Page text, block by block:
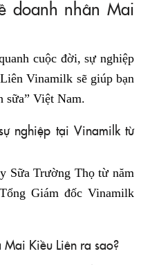
doanh nhân Mai
cuộc đời, sự nghiệp
Vinamilk sẽ giúp bạn
sữa” Việt Nam.
nghiệp tại Vinamilk từ
Sữa Trường Thọ từ năm
Giám đốc Vinamilk
Kiều Liên ra sao?